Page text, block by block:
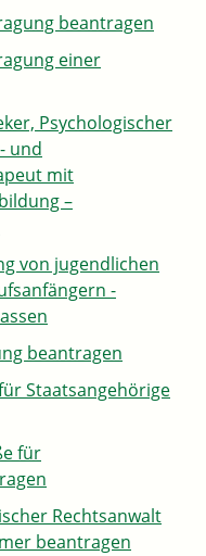
beantragen
einer
Psychologischer
und
mit
–
von jugendlichen
-
beantragen
Staatsangehörige
für
Rechtsanwalt
beantragen